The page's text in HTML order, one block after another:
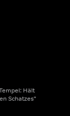
Hält
Schatzes"